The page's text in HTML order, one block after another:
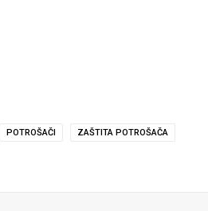
POTROŠAČI ZAŠTITA POTROŠAČA